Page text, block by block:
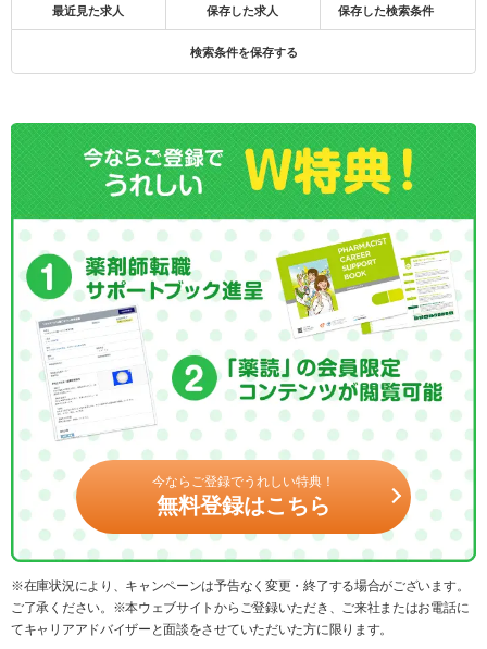
最近見た求人 保存した求人 保存した検索条件
検索条件を保存する
今ならご登録でうれしい特典！
無料登録はこちら
※在庫状況により、キャンペーンは予告なく変更・終了する場合がございます。
ご了承ください。※本ウェブサイトからご登録いただき、ご来社またはお電話に
てキャリアアドバイザーと面談をさせていただいた方に限ります。